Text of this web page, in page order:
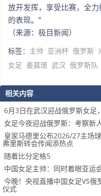
放开发挥，享受比赛，全
的表现。”
（来源：极目新闻）
标签： 主帅 亚洲杯 俄罗斯
女足 姜晨璟 武汉 俄罗斯队
相关内容
6月3日在武汉迎战俄罗斯女足
女足今夜迎战俄罗斯：考察新
皇家马德里公布2026/27主场
弗里斯转会传闻添热点
随着比分定格5
中国女足主帅：同时着眼亚运
今晚！央视直播中国女足VS
仪式